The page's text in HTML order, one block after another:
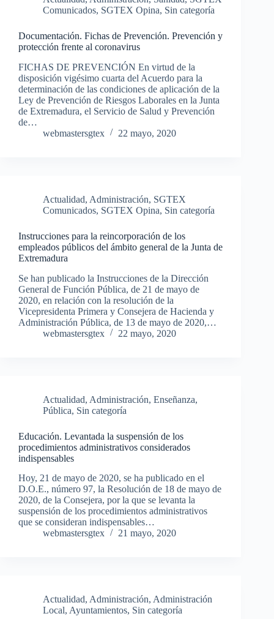
Comunicados, SGTEX Opina, Sin categoría
Documentación. Fichas de Prevención. Prevención y
protección frente al coronavirus
FICHAS DE PREVENCIÓN En virtud de la
disposición vigésimo cuarta del Acuerdo para la
determinación de las condiciones de aplicación de la
Ley de Prevención de Riesgos Laborales en la Junta
de Extremadura, el Servicio de Salud y Prevención
de…
webmastersgtex
22 mayo, 2020
Actualidad, Administración, SGTEX
Comunicados, SGTEX Opina, Sin categoría
Instrucciones para la reincorporación de los
empleados públicos del ámbito general de la Junta de
Extremadura
Se han publicado la Instrucciones de la Dirección
General de Función Pública, de 21 de mayo de
2020, en relación con la resolución de la
Vicepresidenta Primera y Consejera de Hacienda y
Administración Pública, de 13 de mayo de 2020,…
webmastersgtex
22 mayo, 2020
Actualidad, Administración, Enseñanza,
Pública, Sin categoría
Educación. Levantada la suspensión de los
procedimientos administrativos considerados
indispensables
Hoy, 21 de mayo de 2020, se ha publicado en el
D.O.E., número 97, la Resolución de 18 de mayo de
2020, de la Consejera, por la que se levanta la
suspensión de los procedimientos administrativos
que se consideran indispensables…
webmastersgtex
21 mayo, 2020
Actualidad, Administración, Administración
Local, Ayuntamientos, Sin categoría